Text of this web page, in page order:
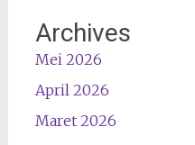
Archives
Mei 2026
April 2026
Maret 2026